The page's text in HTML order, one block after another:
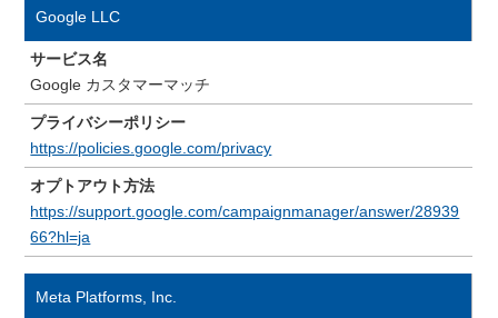
Google LLC
サービス名
Google カスタマーマッチ
プライバシーポリシー
https://policies.google.com/privacy
オプトアウト方法
https://support.google.com/campaignmanager/answer/28939
66?hl=ja
Meta Platforms, Inc.